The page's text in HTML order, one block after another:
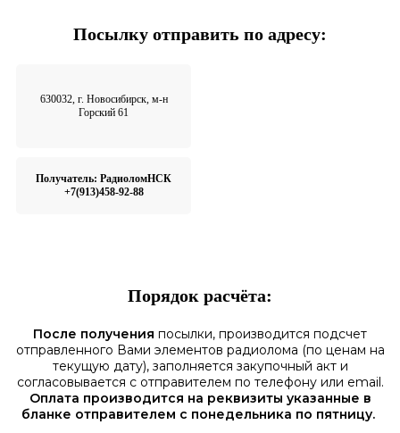
Посылку отправить по адресу:
630032, г. Новосибирск, м-н
Горский 61
Получатель: РадиоломНСК
+7(913)458-92-88
Порядок расчёта:
После получения посылки, производится подсчет
отправленного Вами элементов радиолома (по ценам на
текущую дату), заполняется закупочный акт и
согласовывается с отправителем по телефону или email.
Оплата производится на реквизиты указанные в
бланке отправителем с понедельника по пятницу.